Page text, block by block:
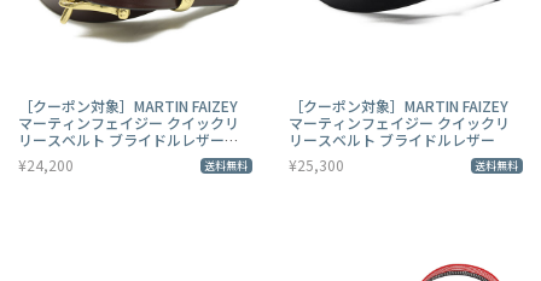
［クーポン対象］MARTIN FAIZEY
マーティンフェイジー クイックリ
リースベルト ブライドルレザー
1inchi
¥24,200 送料無料
［クーポン対象］MARTIN FAIZEY
マーティンフェイジー クイックリ
リースベルト ブライドルレザー
¥25,300
送料無料